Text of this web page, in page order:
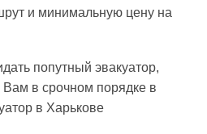
и минимальную цену на
попутный эвакуатор,
в срочном порядке в
в Харькове